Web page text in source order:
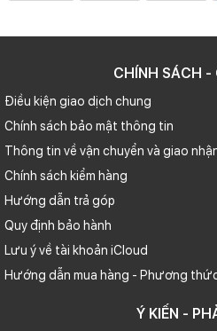
CHÍNH SÁCH -
Điều kiện giao dịch chung
Chính sách bảo mật thông tin
Thông tin về vận chuyển và giao
Chính sách kiểm hàng
Hướng dẫn trả góp
Quy định bảo hành
Lưu ý về tài khoản iCloud
Hướng dẫn mua hàng - Phương
Ý KIẾN -